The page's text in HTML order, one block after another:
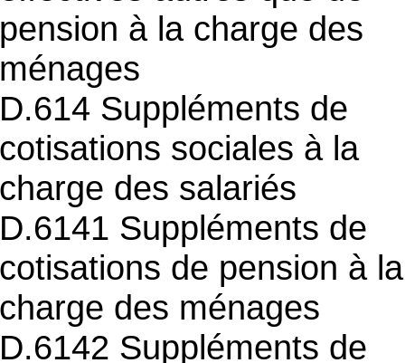
pension à la charge des
ménages
D.614 Suppléments de
cotisations sociales à la
charge des salariés
D.6141 Suppléments de
cotisations de pension à la
charge des ménages
D.6142 Suppléments de